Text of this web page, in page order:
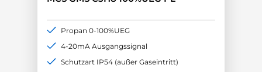
Propan 0-100%UEG
4-20mA Ausgangssignal
Schutzart IP54 (außer Gaseintritt)